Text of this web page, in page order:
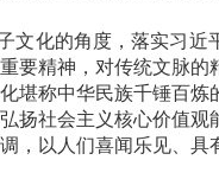
化的角度，落实习近
要精神，对传统文脉
堪称中华民族千锤百
扬社会主义核心价值
，以人们喜闻乐见、